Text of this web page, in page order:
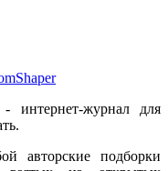
журнал для
авторские подборки